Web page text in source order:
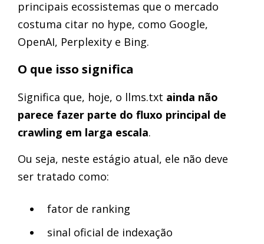
principais ecossistemas que o mercado
costuma citar no hype, como Google,
OpenAI, Perplexity e Bing.
O que isso significa
Significa que, hoje, o llms.txt ainda não
parece fazer parte do fluxo principal de
crawling em larga escala.
Ou seja, neste estágio atual, ele não deve
ser tratado como:
fator de ranking
sinal oficial de indexação